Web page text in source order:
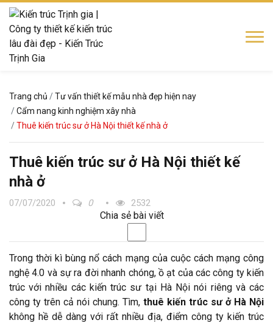
Trang chủ
Tư vấn thiết kế mẫu nhà đẹp hiện nay
Cẩm nang kinh nghiệm xây nhà
Thuê kiến trúc sư ở Hà Nội thiết kế nhà ở
Thuê kiến trúc sư ở Hà Nội thiết kế
nhà ở
07/07/2020 0 2532
Chia sẻ bài viết
Trong thời kì bùng nổ cách mạng của cuộc cách mạng công
nghệ 4.0 và sự ra đời nhanh chóng, ồ ạt của các công ty kiến
trúc với nhiều các kiến trúc sư tại Hà Nội nói riêng và các
công ty trên cả nói chung. Tìm, thuê kiến trúc sư ở Hà Nội
không hề dễ dàng với rất nhiều địa, điểm công ty kiến trúc